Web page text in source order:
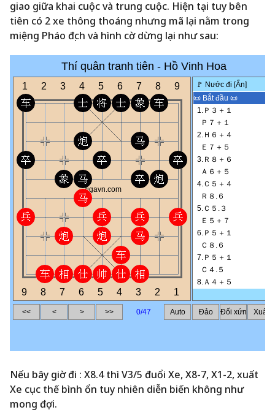
giao giữa khai cuộc và trung cuộc. Hiện tại tuy bên
tiên có 2 xe thông thoáng nhưng mã lại nằm trong
miệng Pháo địch và hình cờ dừng lại như sau:
Nếu bây giờ đi : X8.4 thì V3/5 đuổi Xe, X8-7, X1-2, xuất
Xe cục thế bình ổn tuy nhiên diễn biến không như
mong đợi.